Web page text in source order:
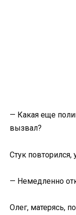
— Какая еще
вызвал?
Стук повторился,
— Немедленно
Олег, матерясь,